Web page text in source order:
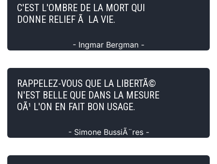
C'EST L'OMBRE DE LA MORT QUI
DONNE RELIEF Ã LA VIE.
- Ingmar Bergman -
RAPPELEZ-VOUS QUE LA LIBERTÃ©
N'EST BELLE QUE DANS LA MESURE
OÃ¹ L'ON EN FAIT BON USAGE.
- Simone BussiÃ¨res -